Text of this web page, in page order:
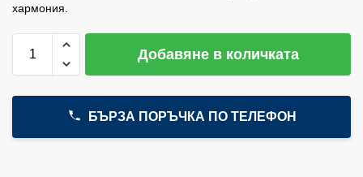
хармония.
Добавяне в количката
БЪРЗА ПОРЪЧКА ПО ТЕЛЕФОН